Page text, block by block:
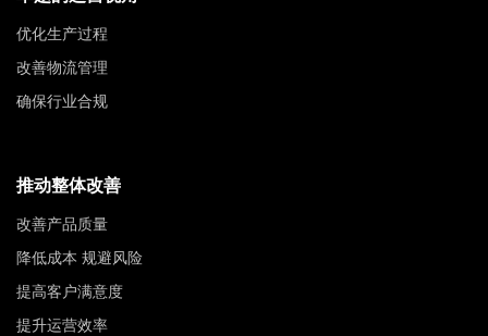
优化生产过程
改善物流管理
确保行业合规
推动整体改善
改善产品质量
降低成本 规避风险
提高客户满意度
提升运营效率